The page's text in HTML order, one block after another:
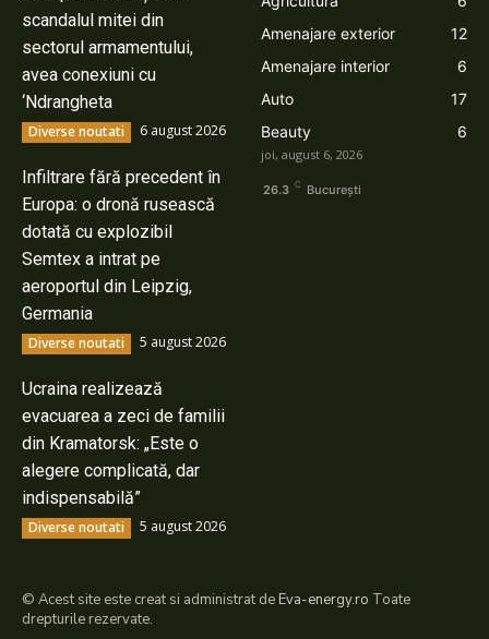
scandalul mitei din
sectorul armamentului,
avea conexiuni cu
‘Ndrangheta
Diverse noutati 6 august 2026
Infiltrare fără precedent în
Europa: o dronă rusească
dotată cu explozibil
Semtex a intrat pe
aeroportul din Leipzig,
Germania
Diverse noutati 5 august 2026
Ucraina realizează
evacuarea a zeci de familii
din Kramatorsk: „Este o
alegere complicată, dar
indispensabilă”
Diverse noutati 5 august 2026
Amenajare exterior
12
Amenajare interior
6
Auto
17
Beauty
6
joi, august 6, 2026
26.3 C București
© Acest site este creat si administrat deEva-energy.ro Toate
drepturile rezervate.